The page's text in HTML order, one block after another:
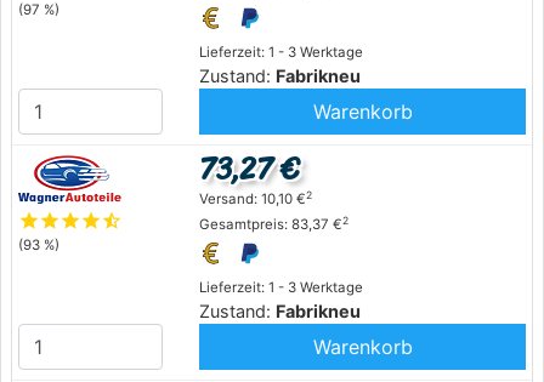
(97 %)
Lieferzeit: 1 - 3 Werktage
Zustand: Fabrikneu
Warenkorb
starstarstarstarstar_half
(93 %)
Lieferzeit: 1 - 3 Werktage
Zustand: Fabrikneu
73,27 €
Versand: 10,10 €2
Gesamtpreis: 83,37 €2
Warenkorb